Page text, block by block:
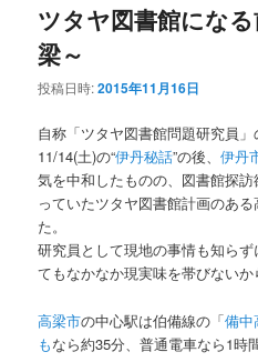
ン
テ
ン
ツ
へ
移
動
テ
ン
ツ
へ
移
動
ツタヤ図書館にな
梁～
投稿日時:2015年11月16日
自称「ツタヤ図書館問題研究員」
11/14(土)の“伊丹秘話”の後、伊丹
気を中和したものの、図書館探
っていたツタヤ図書館計画のあ
た。
研究員として現地の事情も知ら
てもなかなか現実味を帯びないか
高梁市の中心駅は伯備線の「備中
もなら約35分、普通電車なら1時